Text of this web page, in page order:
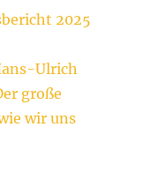
2025
Ulrich
große
wir uns